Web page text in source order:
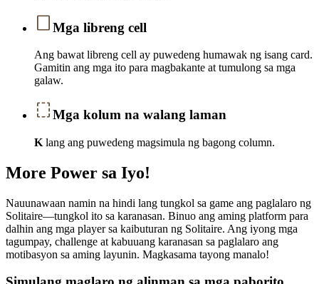
Mga libreng cell
Ang bawat libreng cell ay puwedeng humawak ng isang card.
Gamitin ang mga ito para magbakante at tumulong sa mga
galaw.
Mga kolum na walang laman
K lang ang puwedeng magsimula ng bagong column.
More Power sa Iyo!
Nauunawaan namin na hindi lang tungkol sa game ang paglalaro ng
Solitaire—tungkol ito sa karanasan. Binuo ang aming platform para
dalhin ang mga player sa kaibuturan ng Solitaire. Ang iyong mga
tagumpay, challenge at kabuuang karanasan sa paglalaro ang
motibasyon sa aming layunin. Magkasama tayong manalo!